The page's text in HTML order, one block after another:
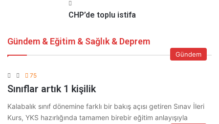
CHP’de toplu istifa
Gündem & Eğitim & Sağlık & Deprem
Gündem
75
Sınıflar artık 1 kişilik
Kalabalık sınıf dönemine farklı bir bakış açısı getiren Sınav İleri
Kurs, YKS hazırlığında tamamen birebir eğitim anlayışıyla